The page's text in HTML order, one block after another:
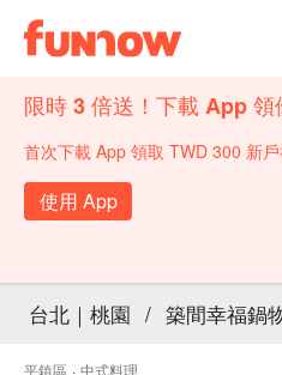
限時 3 倍送！下載 App 領
首次下載 App 領取 TWD 300 新
使用 App
台北｜桃園 / 築間幸福鍋
平鎮區 · 中式料理